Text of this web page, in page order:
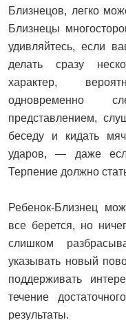
Близнецов, легко
Близнецы
удивляйтесь, если
делать сразу
характер,
одновременно
представлением,
беседу и кидать
ударов, — даже
Терпение должно
Ребенок-Близнец
все берется, но
слишком
указывать новый
поддерживать
течение
результаты.